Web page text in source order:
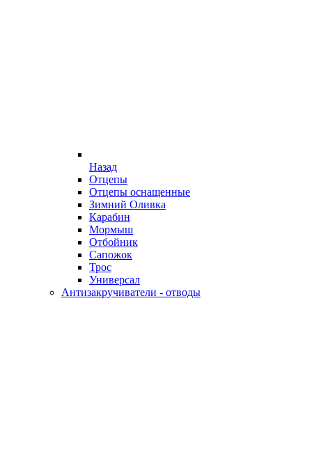
Назад
Отцепы
Отцепы оснащенные
Зимний Оливка
Карабин
Мормыш
Отбойник
Сапожок
Трос
Универсал
Антизакручиватели - отводы